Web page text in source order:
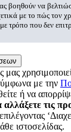
βοηθούν να
με το πώς τον
τρόπο που δεν
μας
με την
ή να
τις
επιλέγοντας
ιστοσελίδας.